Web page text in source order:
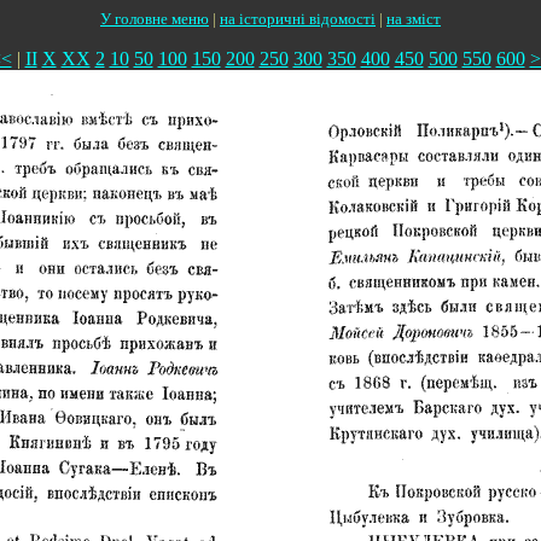
У головне меню | на історичні відомості | на зміст
| II X XX 2 10 50 100 150 200 250 300 350 400 450 500 550 600